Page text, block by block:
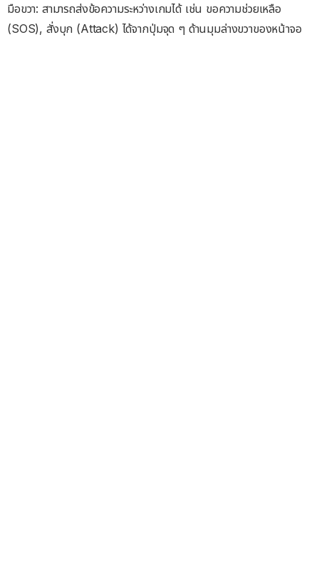
มือขวา: สามารถส่งข้อความระหว่างเกมได้ เช่น ขอความช่วยเหลือ
(SOS), สั่งบุก (Attack) ได้จากปุ่มจุด ๆ ด้านมุมล่างขวาของหน้าจอ